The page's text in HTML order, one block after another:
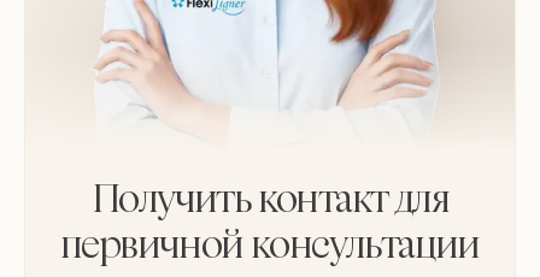
Получить контакт для
первичной консультации